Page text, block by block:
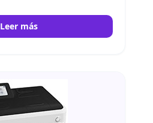
Leer más